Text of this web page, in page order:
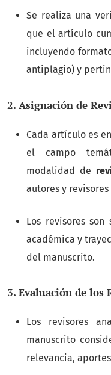
Se realiza una
que el artículo
incluyendo
antiplagio) y
2. Asignación de
Cada artículo es
el campo
modalidad de
autores y
Los revisores son
académica y
del manuscrito.
3. Evaluación de los
Los revisores
manuscrito
relevancia,